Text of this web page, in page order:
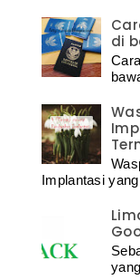
di
Implantasi